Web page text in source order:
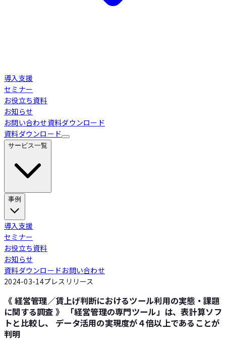
導入支援
セミナー
お役立ち資料
お知らせ
お問い合わせ資料ダウンロード
資料ダウンロード
サービス一覧
Loglass 経営管理
Loglass 人員計画
Loglass 設備投資計画
事例
導入事例
導入支援
セミナー
お役立ち資料
お知らせ
資料ダウンロードお問い合わせ
2024-03-14プレスリリース
《 経営管理／賃上げ判断におけるツール利用の実態・課題
に関する調査 》 「経営管理の専門ツール」は、表計算ソフ
トと比較し、 データ活用の実現度が４倍以上であることが
判明